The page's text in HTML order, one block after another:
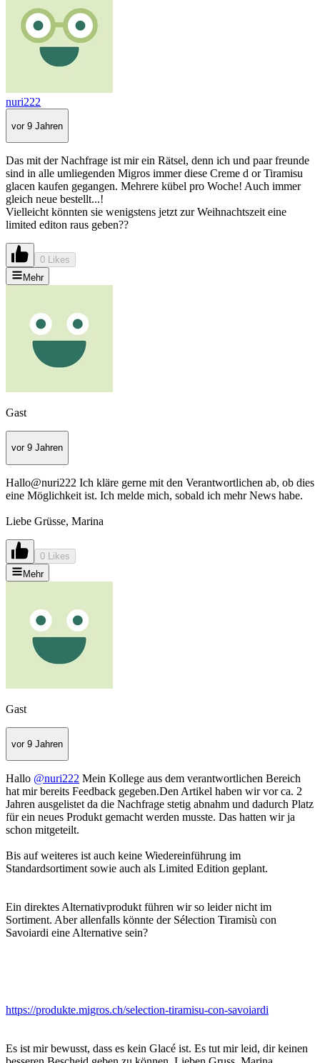
nuri222
vor 9 Jahren
Das mit der Nachfrage ist mir ein Rätsel, denn ich und paar freunde
sind in alle umliegenden Migros immer diese Creme d or Tiramisu
glacen kaufen gegangen. Mehrere kübel pro Woche! Auch immer
gleich neue bestellt...!
Vielleicht könnten sie wenigstens jetzt zur Weihnachtszeit eine
limited editon raus geben??
0 Likes
Mehr
Gast
vor 9 Jahren
Hallo@nuri222 Ich kläre gerne mit den Verantwortlichen ab, ob dies
eine Möglichkeit ist. Ich melde mich, sobald ich mehr News habe.
Liebe Grüsse, Marina
0 Likes
Mehr
Gast
vor 9 Jahren
Hallo @nuri222 Mein Kollege aus dem verantwortlichen Bereich
hat mir bereits Feedback gegeben.Den Artikel haben wir vor ca. 2
Jahren ausgelistet da die Nachfrage stetig abnahm und dadurch Platz
für ein neues Produkt gemacht werden musste. Das hatten wir ja
schon mitgeteilt.
Bis auf weiteres ist auch keine Wiedereinführung im
Standardsortiment sowie auch als Limited Edition geplant.
Ein direktes Alternativprodukt führen wir so leider nicht im
Sortiment. Aber allenfalls könnte der Sélection Tiramisù con
Savoiardi eine Alternative sein?
https://produkte.migros.ch/selection-tiramisu-con-savoiardi
Es ist mir bewusst, dass es kein Glacé ist. Es tut mir leid, dir keinen